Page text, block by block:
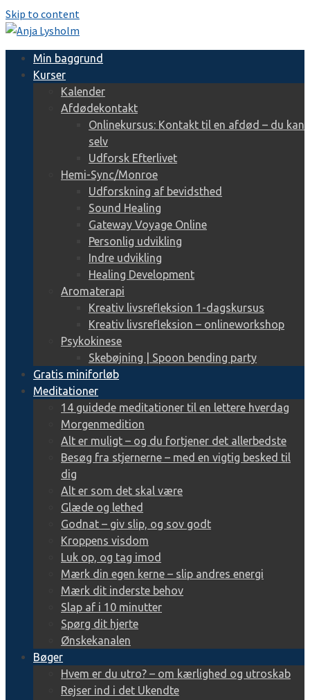
Skip to content
Min baggrund
Kurser
Kalender
Afdødekontakt
Onlinekursus: Kontakt til en afdød – du kan
selv
Udforsk Efterlivet
Hemi-Sync/Monroe
Udforskning af bevidsthed
Sound Healing
Gateway Voyage Online
Personlig udvikling
Indre udvikling
Healing Development
Aromaterapi
Kreativ livsrefleksion 1-dagskursus
Kreativ livsrefleksion – onlineworkshop
Psykokinese
Skebøjning | Spoon bending party
Gratis miniforløb
Meditationer
14 guidede meditationer til en lettere hverdag
Morgenmedition
Alt er muligt – og du fortjener det allerbedste
Besøg fra stjernerne – med en vigtig besked til
dig
Alt er som det skal være
Glæde og lethed
Godnat – giv slip, og sov godt
Kroppens visdom
Luk op, og tag imod
Mærk din egen kerne – slip andres energi
Mærk dit inderste behov
Slap af i 10 minutter
Spørg dit hjerte
Ønskekanalen
Bøger
Hvem er du utro? – om kærlighed og utroskab
Rejser ind i det Ukendte